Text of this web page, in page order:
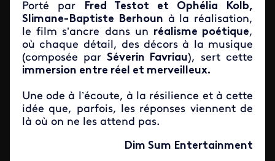
Porté par
Fred Testot et Ophélia Kolb,
Slimane-Baptiste Berhoun à la réalisation,
le film s’ancre dans un réalisme poétique,
où chaque détail, des décors à la musique
(composée par Séverin Favriau), sert cette
immersion entre réel et merveilleux.
Une ode à l’écoute, à la résilience et à cette
idée que, parfois, les réponses viennent de
là où on ne les attend pas.
Dim Sum Entertainment